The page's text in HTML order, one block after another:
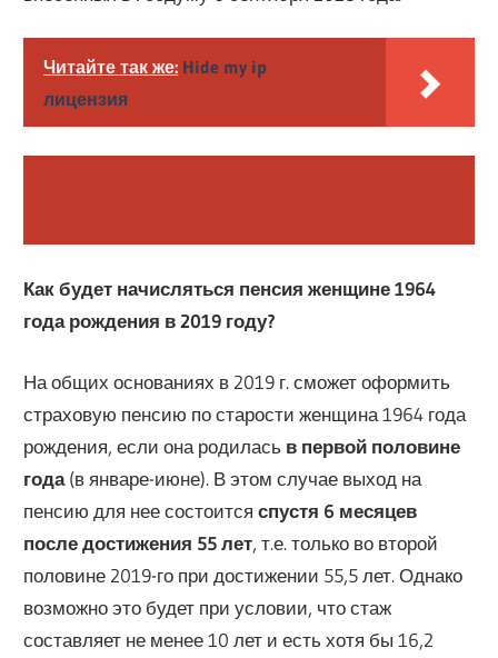
Читайте так же: Hide my ip
лицензия
Как будет начисляться пенсия женщине 1964
года рождения в 2019 году?
На общих основаниях в 2019 г. сможет оформить
страховую пенсию по старости женщина 1964 года
рождения, если она родилась в первой половине
года(в январе-июне). В этом случае выход на
пенсию для нее состоитсяспустя 6 месяцев
после достижения 55 лет, т.е. только во второй
половине 2019-го при достижении 55,5 лет. Однако
возможно это будет при условии, что стаж
составляет не менее 10 лет и есть хотя бы 16,2